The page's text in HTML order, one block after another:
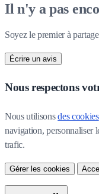
Il n'y a pas
Soyez le premier à
Écrire un avis
Nous respectons
Nous utilisons des cookies
navigation, personnaliser
trafic.
Gérer les cookies